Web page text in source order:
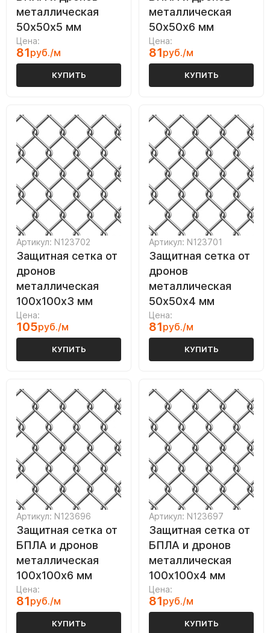
металлическая
50х50х5 мм
Цена:
81руб./м
КУПИТЬ
металлическая
50х50х6 мм
Цена:
81руб./м
КУПИТЬ
Артикул: N123702
Защитная сетка от
дронов
металлическая
100х100х3 мм
Цена:
105руб./м
КУПИТЬ
Артикул: N123701
Защитная сетка от
дронов
металлическая
50х50х4 мм
Цена:
81руб./м
КУПИТЬ
Артикул: N123696
Защитная сетка от
БПЛА и дронов
металлическая
100х100х6 мм
Цена:
81руб./м
КУПИТЬ
Артикул: N123697
Защитная сетка от
БПЛА и дронов
металлическая
100х100х4 мм
Цена:
81руб./м
КУПИТЬ